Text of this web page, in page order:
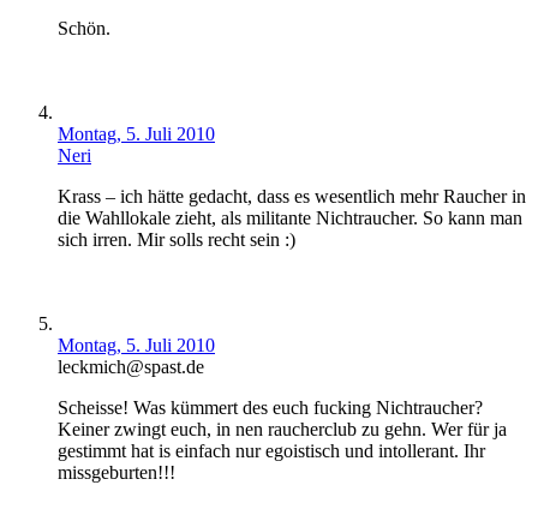
Schön.
Montag, 5. Juli 2010
Neri
Krass – ich hätte gedacht, dass es wesentlich mehr Raucher in
die Wahllokale zieht, als militante Nichtraucher. So kann man
sich irren. Mir solls recht sein :)
Montag, 5. Juli 2010
leckmich@spast.de
Scheisse! Was kümmert des euch fucking Nichtraucher?
Keiner zwingt euch, in nen raucherclub zu gehn. Wer für ja
gestimmt hat is einfach nur egoistisch und intollerant. Ihr
missgeburten!!!